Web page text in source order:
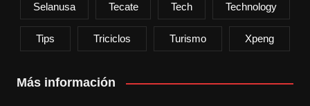
Selanusa Tecate Tech Technology
Tips Triciclos Turismo Xpeng
Más información